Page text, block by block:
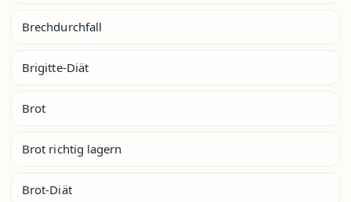
Brechdurchfall
Brigitte-Diät
Brot
Brot richtig lagern
Brot-Diät